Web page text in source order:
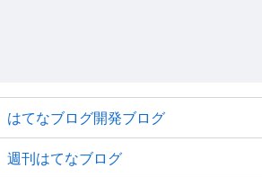
はてなブログ開発ブログ
週刊はてなブログ